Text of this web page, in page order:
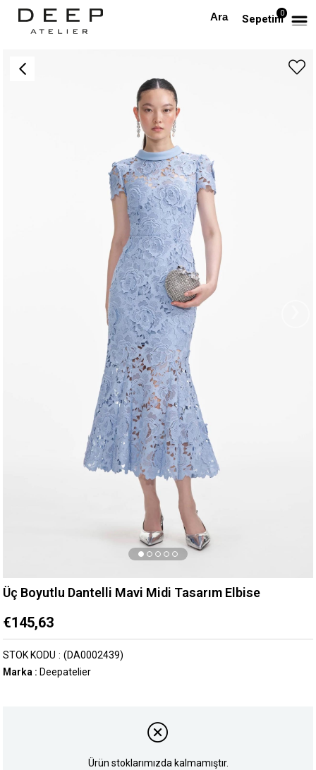
Sepetim0
Anasayfa TÜM ELBİSELER Üç Boyutlu Dantelli Mavi Midi Tasarım Elbise
Üç Boyutlu Dantelli Mavi Midi Tasarım Elbise
€145,63
(DA0002439)
STOK KODU
Marka : Deepatelier
Ürün stoklarımızda kalmamıştır.